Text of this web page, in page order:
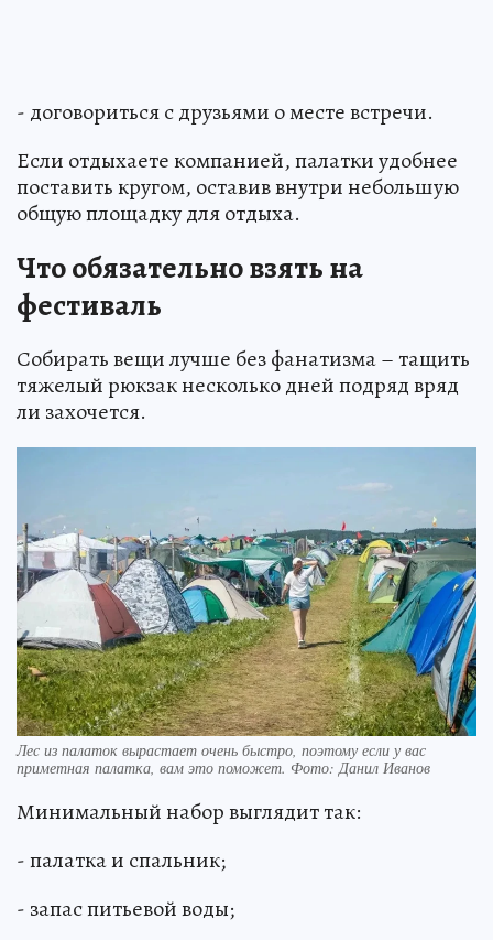
- договориться с друзьями о месте встречи.
Если отдыхаете компанией, палатки удобнее
поставить кругом, оставив внутри небольшую
общую площадку для отдыха.
Что обязательно взять на
фестиваль
Собирать вещи лучше без фанатизма – тащить
тяжелый рюкзак несколько дней подряд вряд
ли захочется.
Лес из палаток вырастает очень быстро, поэтому если у вас
приметная палатка, вам это поможет. Фото: Данил Иванов
Минимальный набор выглядит так:
- палатка и спальник;
- запас питьевой воды;